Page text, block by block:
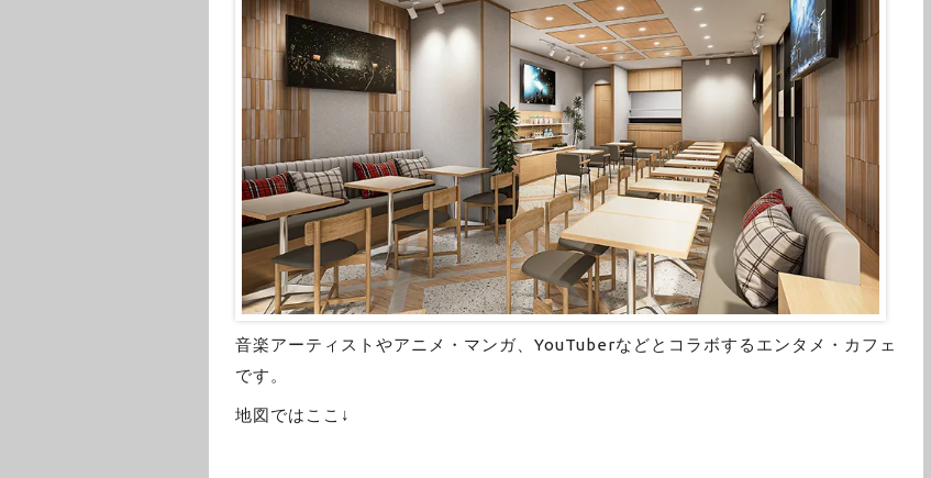
音楽アーティストやアニメ・マンガ、YouTuberなどとコラボするエンタメ・カフェ
です。
地図ではここ↓